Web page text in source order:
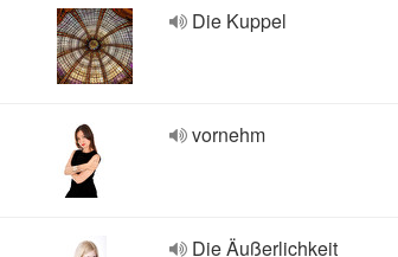
Die Kuppel
vornehm
Die Äußerlichkeit